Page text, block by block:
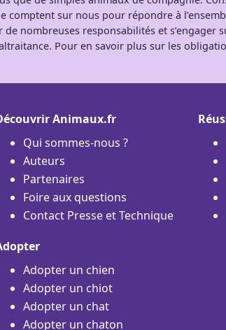
comptent sur nous pour répondre à
de nombreuses responsabilités et
Pour en savoir plus sur les
Animaux.fr
Qui sommes-nous ?
Auteurs
Partenaires
Foire aux questions
Contact Presse et Technique
Adopter un chien
Adopter un chiot
Adopter un chat
Adopter un chaton